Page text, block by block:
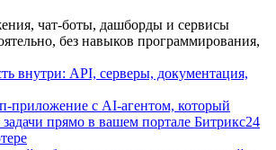
чат-боты, дашборды и сервисы
без навыков программирования,
внутри: API, серверы, документация,
приложение с AI-агентом, который
прямо в вашем портале Битрикс24